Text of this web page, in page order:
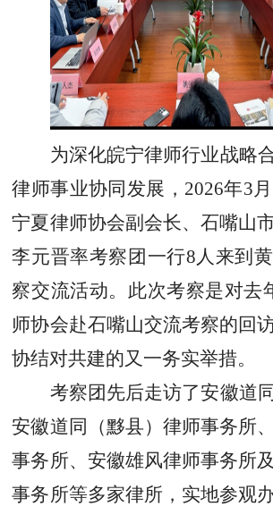
为深化皖宁律师行业战略
律师事业协同发展， 2026年3
宁夏律师协会副会长、石嘴山
李元晋率考察团一行8人来到
察交流活动。此次考察是对去
师协会赴石嘴山交流考察的回
协结对共建的又一务实举措。
考察团先后走访了安徽道
安徽道同（黟县）律师事务所
事务所、安徽雄风律师事务所
事务所等多家律所，实地参观